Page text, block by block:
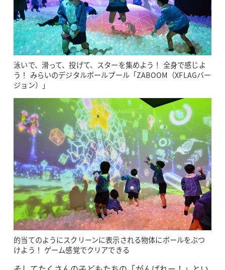
泳いで、滑って、投げて、スターを集めよう！ 全身で感じよ
う！ みらいのデジタルボールプール「ZABOOM（XFLAGバー
ジョン）」
的当てのようにスクリーンに表示される物体にボールをぶつ
けよう！ ゲーム感覚でクリアできる